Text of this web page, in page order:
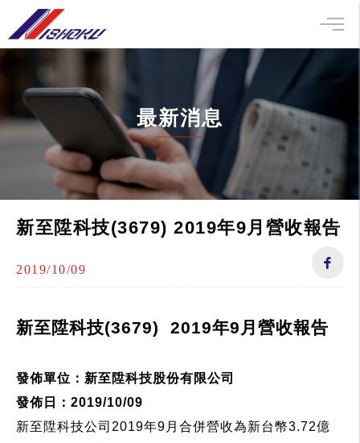
最新消息
新至陞科技(3679) 2019年9月營收報告
2019/10/09
新至陞科技(3679) 2019年9月營收報告
發佈單位：新至陞科技股份有限公司
發佈日： 2019/10/09
新至陞科技公司 2019年9 月合併營收為新台幣3.72億